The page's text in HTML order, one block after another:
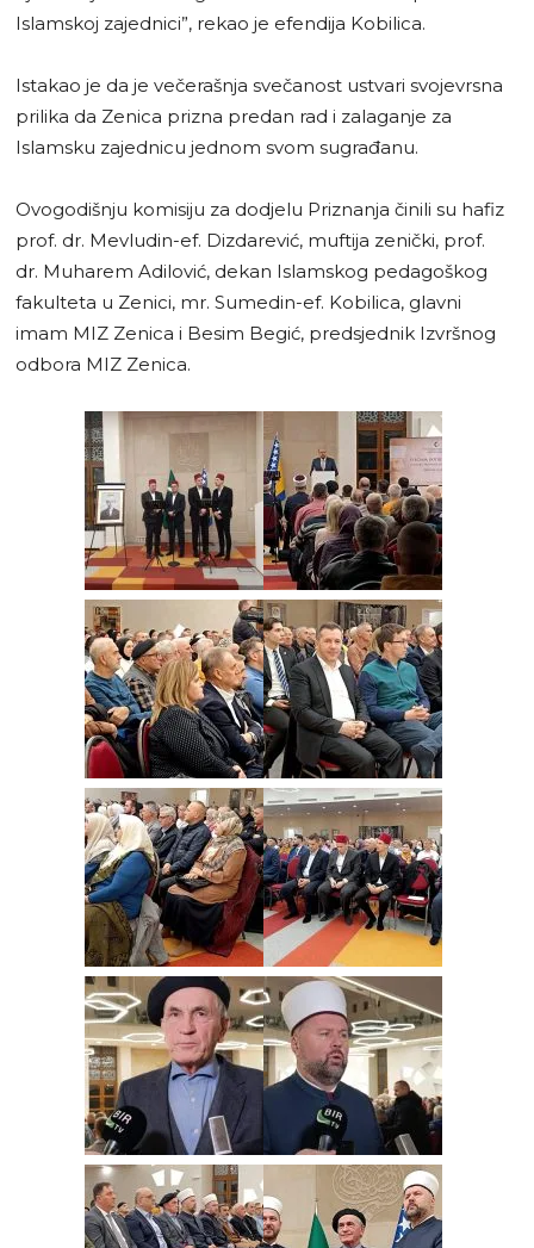
Islamskoj zajednici”, rekao je efendija Kobilica.
Istakao je da je večerašnja svečanost ustvari svojevrsna
prilika da Zenica prizna predan rad i zalaganje za
Islamsku zajednicu jednom svom sugrađanu.
Ovogodišnju komisiju za dodjelu Priznanja činili su hafiz
prof. dr. Mevludin-ef. Dizdarević, muftija zenički, prof.
dr. Muharem Adilović, dekan Islamskog pedagoškog
fakulteta u Zenici, mr. Sumedin-ef. Kobilica, glavni
imam MIZ Zenica i Besim Begić, predsjednik Izvršnog
odbora MIZ Zenica.